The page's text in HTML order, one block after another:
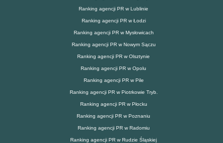
Ranking agencji PR w Lublinie
Ranking agencji PR w Łodzi
Ranking agencji PR w Mysłowicach
Ranking agencji PR w Nowym Sączu
Ranking agencji PR w Olsztynie
Ranking agencji PR w Opolu
Ranking agencji PR w Pile
Ranking agencji PR w Piotrkowie Tryb.
Ranking agencji PR w Płocku
Ranking agencji PR w Poznaniu
Ranking agencji PR w Radomiu
Ranking agencji PR w Rudzie Śląskiej